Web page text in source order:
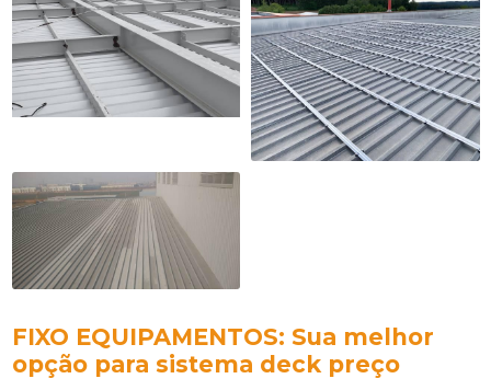
FIXO EQUIPAMENTOS: Sua melhor
opção para sistema deck preço